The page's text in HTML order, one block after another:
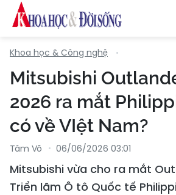
Khoa học & Công nghệ
Mitsubishi
2026 ra mắt
có về VIệt Nam?
Tâm Võ 06/06/2026 03:01
Mitsubishi vừa cho ra mắt
Triển lãm Ô tô Quốc tế